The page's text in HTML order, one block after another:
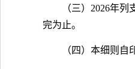
（三）2026年
完为止。
（四）本细则